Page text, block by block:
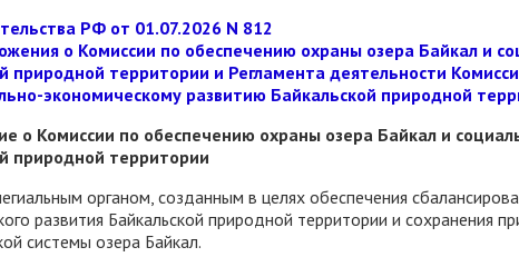
РФ от 01.07.2026 N 812
о Комиссии по обеспечению охраны озера Байкал и
природной территории и Регламента деятельности
экономическому развитию Байкальской природной
о Комиссии по обеспечению охраны озера Байкал и
природной территории
органом, созданным в целях обеспечения
развития Байкальской природной территории и сохранения
системы озера Байкал.